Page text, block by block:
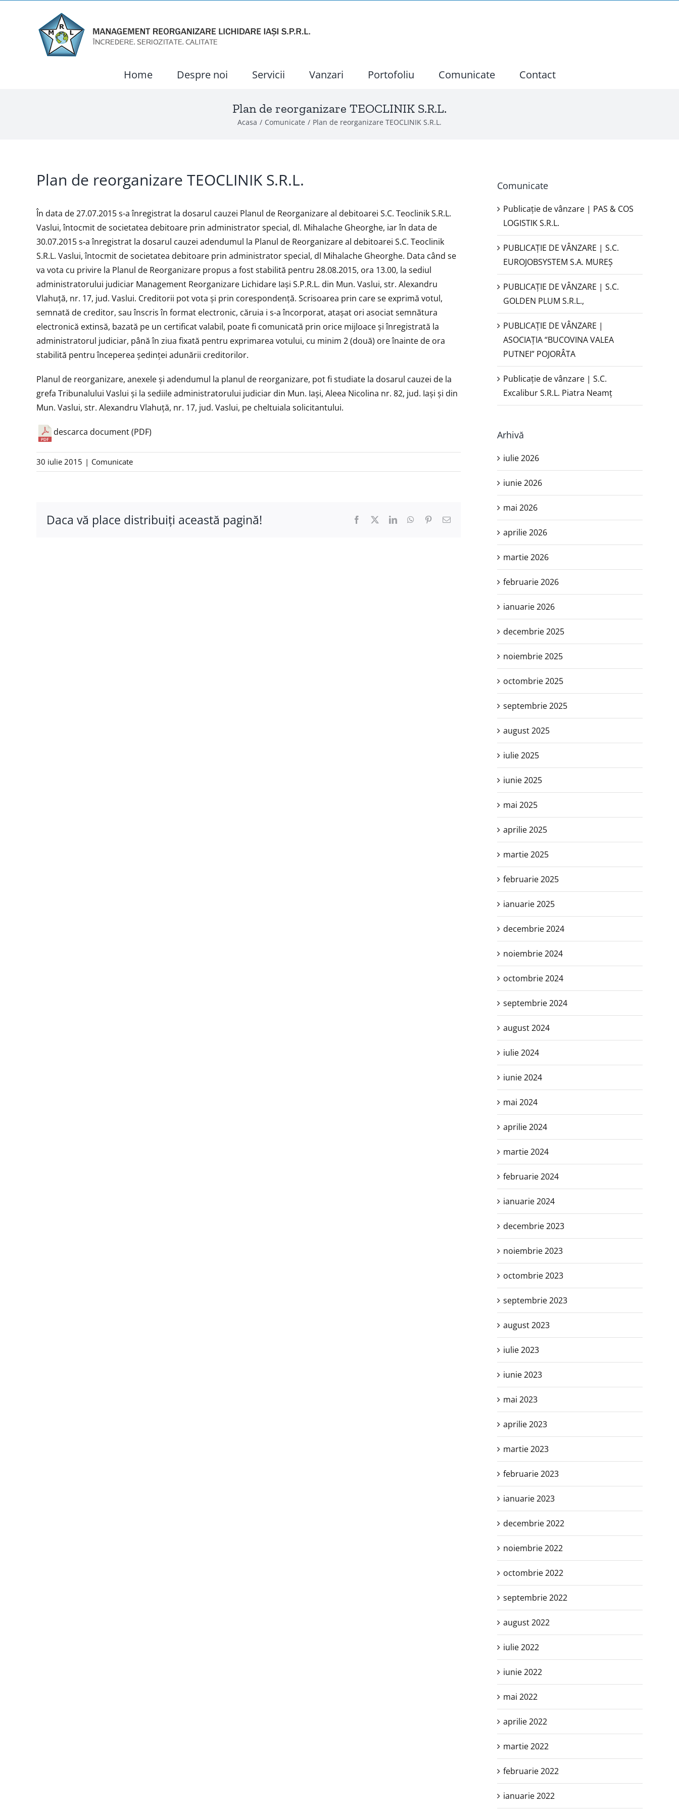
Home Despre noi Servicii Vanzari Portofoliu Comunicate Contact
Plan de reorganizare TEOCLINIK S.R.L.
Acasa Comunicate Plan de reorganizare TEOCLINIK S.R.L.
Plan de reorganizare TEOCLINIK S.R.L.
În data de 27.07.2015 s-a înregistrat la dosarul cauzei Planul de Reorganizare al debitoarei S.C. Teoclinik S.R.L.
Vaslui, întocmit de societatea debitoare prin administrator special, dl. Mihalache Gheorghe, iar în data de
30.07.2015 s-a înregistrat la dosarul cauzei adendumul la Planul de Reorganizare al debitoarei S.C. Teoclinik
S.R.L. Vaslui, întocmit de societatea debitoare prin administrator special, dl Mihalache Gheorghe. Data când se
va vota cu privire la Planul de Reorganizare propus a fost stabilită pentru 28.08.2015, ora 13.00, la sediul
administratorului judiciar Management Reorganizare Lichidare Iași S.P.R.L. din Mun. Vaslui, str. Alexandru
Vlahuță, nr. 17, jud. Vaslui. Creditorii pot vota și prin corespondență. Scrisoarea prin care se exprimă votul,
semnată de creditor, sau înscris în format electronic, căruia i s-a încorporat, ataşat ori asociat semnătura
electronică extinsă, bazată pe un certificat valabil, poate fi comunicată prin orice mijloace și înregistrată la
administratorul judiciar, până în ziua fixată pentru exprimarea votului, cu minim 2 (două) ore înainte de ora
stabilită pentru începerea ședinței adunării creditorilor.
Planul de reorganizare, anexele și adendumul la planul de reorganizare, pot fi studiate la dosarul cauzei de la
grefa Tribunalului Vaslui și la sediile administratorului judiciar din Mun. Iași, Aleea Nicolina nr. 82, jud. Iași și din
Mun. Vaslui, str. Alexandru Vlahuță, nr. 17, jud. Vaslui, pe cheltuiala solicitantului.
descarca document (PDF)
30 iulie 2015 | Comunicate
Daca vă place distribuiţi această pagină! Facebook LinkedInWhatsApp
Pinterest
E-
Comunicate
Publicație de vânzare | PAS & COS
LOGISTIK S.R.L.
PUBLICAŢIE DE VÂNZARE | S.C.
EUROJOBSYSTEM S.A. MUREȘ
PUBLICAȚIE DE VÂNZARE | S.C.
GOLDEN PLUM S.R.L.,
PUBLICAŢIE DE VÂNZARE |
ASOCIAȚIA “BUCOVINA VALEA
PUTNEI” POJORÂTA
Publicație de vânzare | S.C.
Excalibur S.R.L. Piatra Neamţ
Arhivă
iulie 2026
iunie 2026
mai 2026
aprilie 2026
martie 2026
februarie 2026
ianuarie 2026
decembrie 2025
noiembrie 2025
octombrie 2025
septembrie 2025
august 2025
iulie 2025
iunie 2025
mai 2025
aprilie 2025
martie 2025
februarie 2025
ianuarie 2025
decembrie 2024
noiembrie 2024
octombrie 2024
septembrie 2024
august 2024
iulie 2024
iunie 2024
mai 2024
aprilie 2024
martie 2024
februarie 2024
ianuarie 2024
decembrie 2023
noiembrie 2023
octombrie 2023
septembrie 2023
august 2023
iulie 2023
iunie 2023
mai 2023
aprilie 2023
martie 2023
februarie 2023
ianuarie 2023
decembrie 2022
noiembrie 2022
octombrie 2022
septembrie 2022
august 2022
iulie 2022
iunie 2022
mai 2022
aprilie 2022
martie 2022
februarie 2022
ianuarie 2022